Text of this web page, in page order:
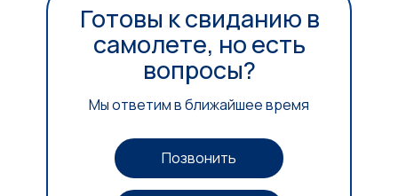
Готовы к свиданию в
самолете, но есть
вопросы?
Мы ответим в ближайшее время
Позвонить